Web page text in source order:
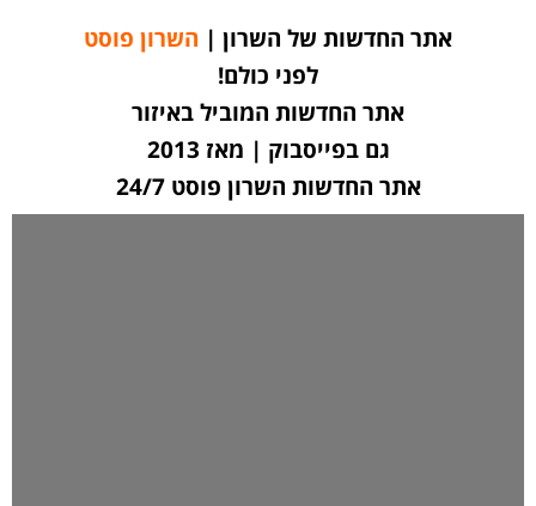
אתר החדשות של השרון | השרון פוסט
לפני כולם!
אתר החדשות המוביל באיזור
גם בפייסבוק | מאז 2013
אתר החדשות השרון פוסט 24/7
לחצו כאן ליצירת קשר